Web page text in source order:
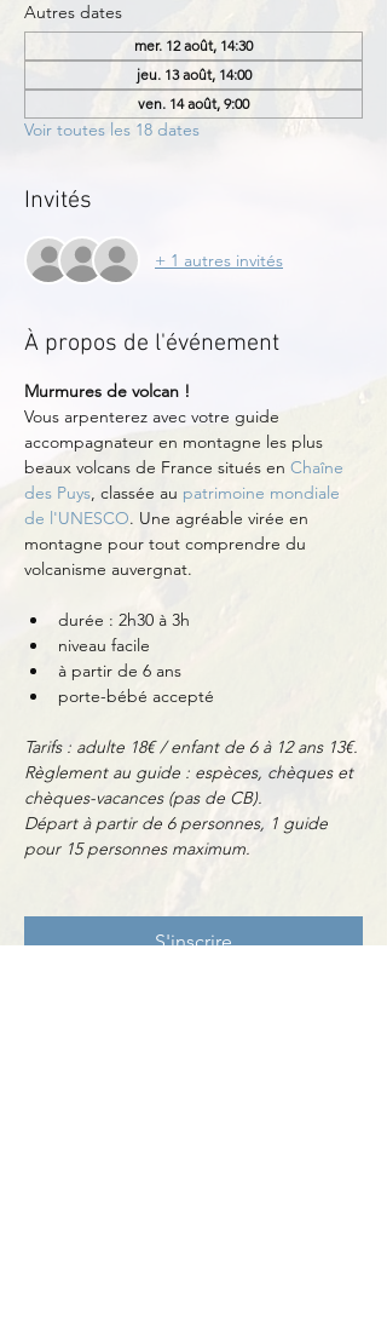
Autres dates
mer. 12 août, 14:30
jeu. 13 août, 14:00
ven. 14 août, 9:00
Voir toutes les 18 dates
Invités
+ 1 autres invités
À propos de l'événement
Murmures de volcan !
Vous arpenterez avec votre guide
accompagnateur en montagne les plus
beaux volcans de France situés en Chaîne
des Puys, classée au patrimoine mondiale
de l'UNESCO. Une agréable virée en
montagne pour tout comprendre du
volcanisme auvergnat.
durée : 2h30 à 3h
niveau facile
à partir de 6 ans
porte-bébé accepté
Tarifs : adulte 18€ / enfant de 6 à 12 ans 13€.
Règlement au guide : espèces, chèques et
chèques-vacances (pas de CB).
Départ à partir de 6 personnes, 1 guide
pour 15 personnes maximum.
S'inscrire